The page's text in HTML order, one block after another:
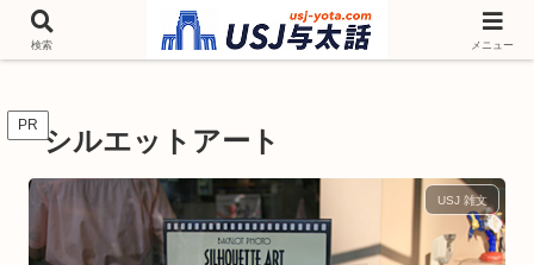
チケットやシーズンイベント ニンテンドーワールド アトラクションなどユニ
バを歩いて情報収集しています
PR シルエットアート
USJ 雑文
検索 メニュー